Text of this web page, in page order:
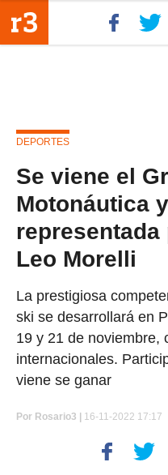
DEPORTES
Se viene el
Motonáutica
representada
Leo Morelli
La prestigiosa
ski se desarrollará en
19 y 21 de noviembre,
internacionales.
viene se ganar
Por Rosario3 | 16-11-2022 17:17